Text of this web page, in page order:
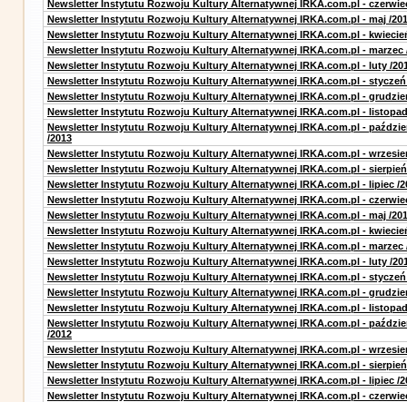
Newsletter Instytutu Rozwoju Kultury Alternatywnej IRKA.com.pl -
Newsletter Instytutu Rozwoju Kultury Alternatywnej IRKA.com.pl - maj /
Newsletter Instytutu Rozwoju Kultury Alternatywnej IRKA.com.pl -
Newsletter Instytutu Rozwoju Kultury Alternatywnej IRKA.com.pl - marzec
Newsletter Instytutu Rozwoju Kultury Alternatywnej IRKA.com.pl - luty /
Newsletter Instytutu Rozwoju Kultury Alternatywnej IRKA.com.pl - styczeń
Newsletter Instytutu Rozwoju Kultury Alternatywnej IRKA.com.pl -
Newsletter Instytutu Rozwoju Kultury Alternatywnej IRKA.com.pl - listopad
Newsletter Instytutu Rozwoju Kultury Alternatywnej IRKA.com.pl -
/2013
Newsletter Instytutu Rozwoju Kultury Alternatywnej IRKA.com.pl -
Newsletter Instytutu Rozwoju Kultury Alternatywnej IRKA.com.pl - sierpień
Newsletter Instytutu Rozwoju Kultury Alternatywnej IRKA.com.pl - lipiec /
Newsletter Instytutu Rozwoju Kultury Alternatywnej IRKA.com.pl -
Newsletter Instytutu Rozwoju Kultury Alternatywnej IRKA.com.pl - maj /
Newsletter Instytutu Rozwoju Kultury Alternatywnej IRKA.com.pl -
Newsletter Instytutu Rozwoju Kultury Alternatywnej IRKA.com.pl - marzec
Newsletter Instytutu Rozwoju Kultury Alternatywnej IRKA.com.pl - luty /
Newsletter Instytutu Rozwoju Kultury Alternatywnej IRKA.com.pl - styczeń
Newsletter Instytutu Rozwoju Kultury Alternatywnej IRKA.com.pl -
Newsletter Instytutu Rozwoju Kultury Alternatywnej IRKA.com.pl - listopad
Newsletter Instytutu Rozwoju Kultury Alternatywnej IRKA.com.pl -
/2012
Newsletter Instytutu Rozwoju Kultury Alternatywnej IRKA.com.pl -
Newsletter Instytutu Rozwoju Kultury Alternatywnej IRKA.com.pl - sierpień
Newsletter Instytutu Rozwoju Kultury Alternatywnej IRKA.com.pl - lipiec /
Newsletter Instytutu Rozwoju Kultury Alternatywnej IRKA.com.pl -